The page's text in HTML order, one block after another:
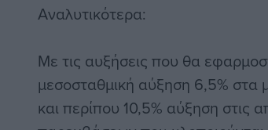
Αναλυτικότερα:
Με τις αυξήσεις που θα
μεσοσταθμική αύξηση 6,5% στα
και περίπου 10,5% αύξηση